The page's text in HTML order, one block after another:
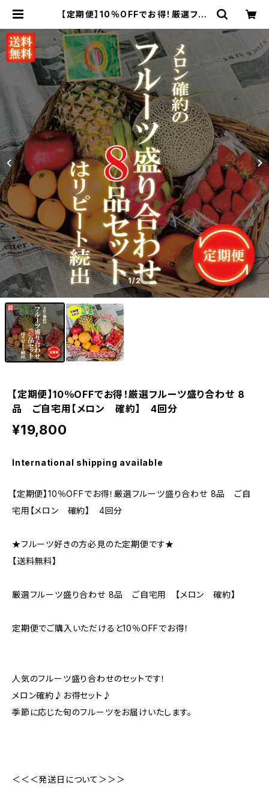
【定期便】10％OFFでお得！厳選フル
ン 確約】 4回分 | 新鮮野菜とフル
ーツのお店 旬屋
1/2
【定期便】10％OFFでお得！厳選フルーツ盛り合わせ 8
品 ご自宅用【メロン 確約】 4回分
¥19,800
International shipping available
【定期便】10％OFFでお得！厳選フルーツ盛り合わせ 8品 ご自
宅用【メロン 確約】 4回分
★フルーツ好きの方必見のた定期便です★
【送料無料】
厳選フルーツ盛り合わせ 8品 ご自宅用 【メロン 確約】
定期便でご購入いただけると10％OFFでお得！
人気のフルーツ盛り合わせのセットです！
メロン確約♪お得セット♪
季節に応じた旬のフルーツをお届けいたします。
＜＜＜発送日について＞＞＞